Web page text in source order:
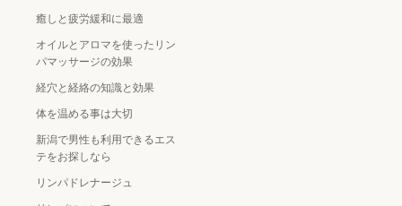
癒しと疲労緩和に最適
オイルとアロマを使ったリン
パマッサージの効果
経穴と経絡の知識と効果
体を温める事は大切
新潟で男性も利用できるエス
テをお探しなら
リンパドレナージュ